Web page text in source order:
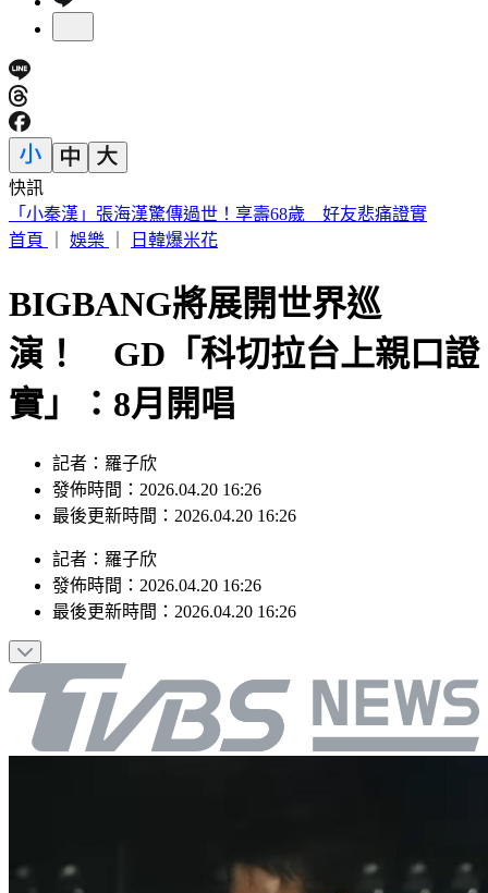
快訊
高雄金獅湖驚悚掛男屍！「衣著整齊」身分曝 民眾目擊嚇壞
首頁
娛樂 日韓爆米花
BIGBANG將展開世界巡
演！ GD「科切拉台上親口證
實」：8月開唱
記者：羅子欣
發佈時間：2026.04.20 16:26
最後更新時間：2026.04.20 16:26
記者 ： 羅子欣
發佈時間： 2026.04.20 16:26
最後更新時間： 2026.04.20 16:26